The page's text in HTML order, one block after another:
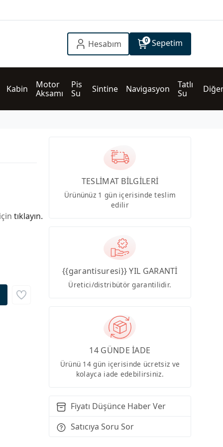
Hesabım 0 Sepetim
Kabin
Motor
Aksamı
Pis
Su
Sintine Navigasyon
Tatlı
Su
tıklayın.
TESLİMAT BİLGİLERİ
Ürününüz 1 gün içerisinde teslim
edilir
{{garantisuresi}} YIL GARANTİ
Üretici/distribütör garantilidir.
14 GÜNDE İADE
Ürünü 14 gün içerisinde ücretsiz ve
kolayca iade edebilirsiniz.
Fiyatı Düşünce Haber Ver
Satıcıya Soru Sor